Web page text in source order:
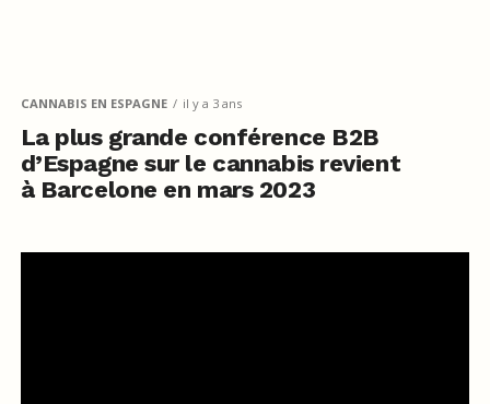
CANNABIS EN ESPAGNE il y a 3 ans
La plus grande conférence B2B
d’Espagne sur le cannabis revient
à Barcelone en mars 2023